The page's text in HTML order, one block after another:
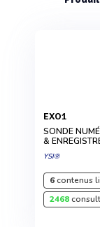
EXO1
SONDE
&
YSI®
6contenus
2468